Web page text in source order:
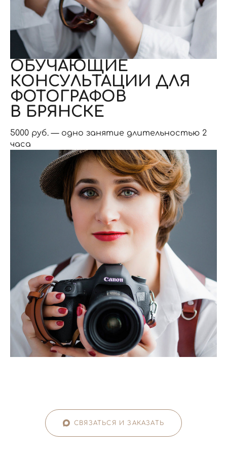
ОБУЧАЮЩИЕ
КОНСУЛЬТАЦИИ ДЛЯ
ФОТОГРАФОВ
В БРЯНСКЕ
5000 руб. — одно занятие длительностью 2
часа
СВЯЗАТЬСЯ И ЗАКАЗАТЬ